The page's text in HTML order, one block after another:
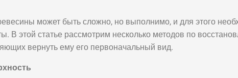
может быть сложно, но выполнимо, и для этого
В этой статье рассмотрим несколько методов по
вернуть ему его первоначальный вид.